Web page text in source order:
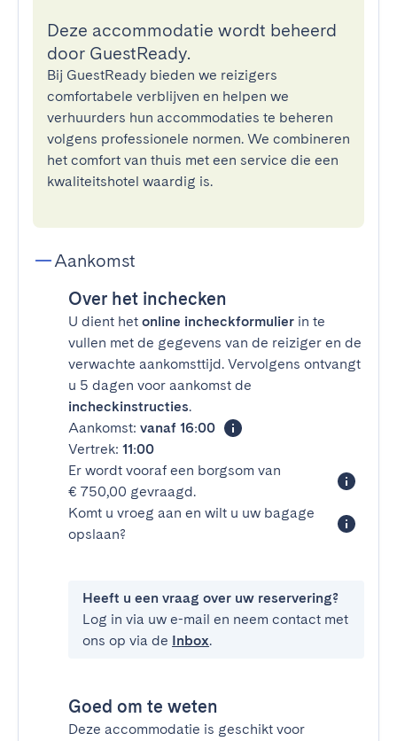
Deze accommodatie wordt beheerd
door GuestReady.
Bij GuestReady bieden we reizigers
comfortabele verblijven en helpen we
verhuurders hun accommodaties te beheren
volgens professionele normen. We combineren
het comfort van thuis met een service die een
kwaliteitshotel waardig is.
Aankomst
Over het inchecken
U dient het online incheckformulier in te
vullen met de gegevens van de reiziger en de
verwachte aankomsttijd. Vervolgens ontvangt
u 5 dagen voor aankomst de
incheckinstructies.
Aankomst: vanaf 16:00
Vertrek: 11:00
Er wordt vooraf een borgsom van
€ 750,00 gevraagd.
Komt u vroeg aan en wilt u uw bagage
opslaan?
Heeft u een vraag over uw reservering?
Log in via uw e-mail en neem contact met
ons op via de Inbox.
Goed om te weten
Deze accommodatie is geschikt voor